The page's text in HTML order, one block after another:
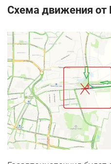
Схема движения от